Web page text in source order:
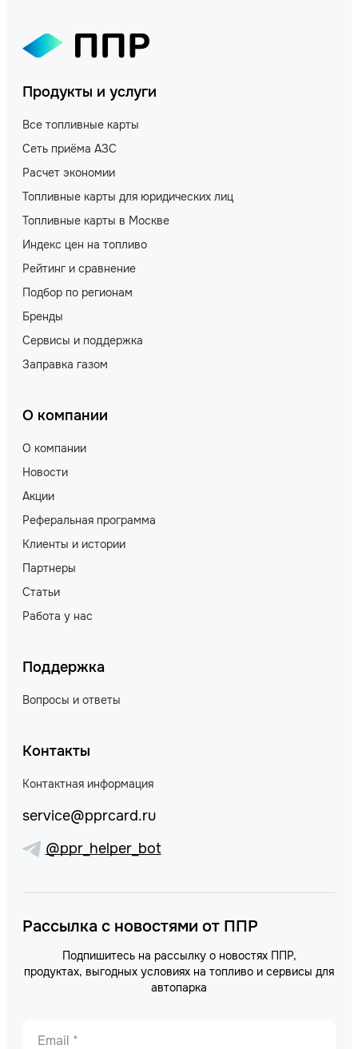
Продукты и услуги
Все топливные карты
Сеть приёма АЗС
Расчет экономии
Топливные карты для юридических лиц
Топливные карты в Москве
Индекс цен на топливо
Рейтинг и сравнение
Подбор по регионам
Бренды
Сервисы и поддержка
Заправка газом
О компании
О компании
Новости
Акции
Реферальная программа
Клиенты и истории
Партнеры
Статьи
Работа у нас
Поддержка
Вопросы и ответы
Контакты
Контактная информация
service@pprcard.ru
@ppr_helper_bot
Рассылка с новостями от ППР
Подпишитесь на рассылку о новостях ППР,
продуктах, выгодных условиях на топливо и сервисы для
автопарка
Email *